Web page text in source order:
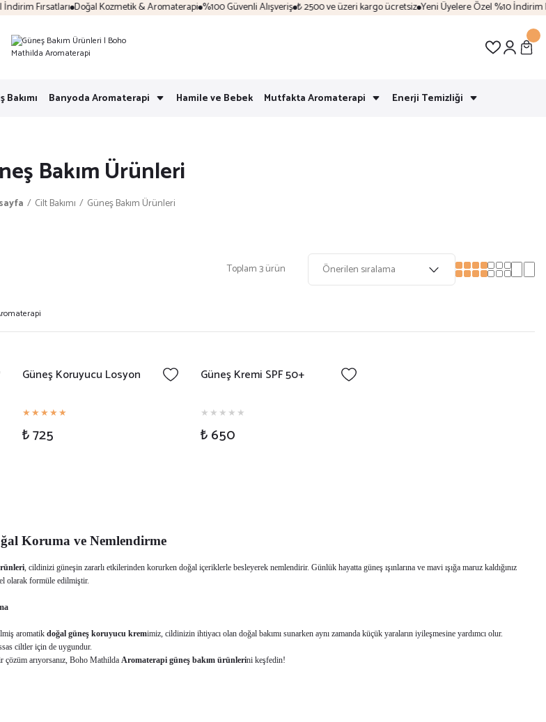
Fırsatları Doğal Kozmetik & Aromaterapi %100 Güvenli Alışveriş ₺ 2500 ve üzeri kargo ücretsiz Yeni Üyelere Özel %10 İndirim |
Bakımı Banyoda Aromaterapi Hamile ve Bebek Mutfakta Aromaterapi Enerji Temizliği
Bakım Ürünleri
Cilt Bakımı Güneş Bakım Ürünleri
Toplam 3 ürün
Güneş Koruyucu Losyon
₺ 725
Güneş Kremi SPF 50+
₺ 650
Koruma ve Nemlendirme
, cildinizi güneşin zararlı etkilerinden korurken doğal içeriklerle besleyerek nemlendirir. Günlük hayatta güneş ışınlarına ve mavi ışığa maruz kaldığınız
olarak formüle edilmiştir.
aromatik doğal güneş koruyucu kremimiz, cildinizin ihtiyacı olan doğal bakımı sunarken aynı zamanda küçük yaraların iyileşmesine yardımcı olur.
ciltler için de uygundur.
çözüm arıyorsanız, Boho Mathilda Aromaterapi güneş bakım ürünlerini keşfedin!